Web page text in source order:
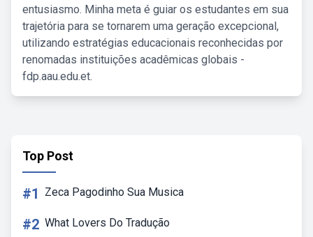
entusiasmo. Minha meta é guiar os estudantes em sua
trajetória para se tornarem uma geração excepcional,
utilizando estratégias educacionais reconhecidas por
renomadas instituições acadêmicas globais -
fdp.aau.edu.et.
Top Post
#1 Zeca Pagodinho Sua Musica
#2 What Lovers Do Tradução